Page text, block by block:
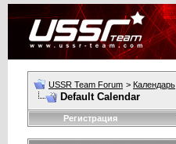
USSR Team Forum > Календарь
Default Calendar
Регистрация